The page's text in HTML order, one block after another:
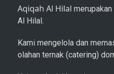
Aqiqah Al Hilal
Al Hilal.
Kami mengelola dan
olahan ternak (catering)